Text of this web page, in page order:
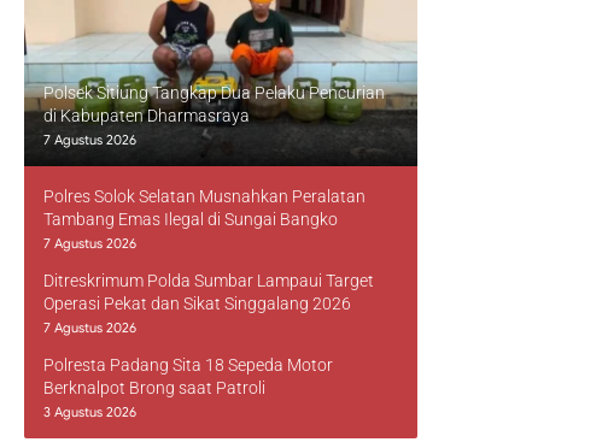
Polsek Sitiung Tangkap Dua Pelaku Pencurian
di Kabupaten Dharmasraya
7 Agustus 2026
Polres Solok Selatan Musnahkan Peralatan
Tambang Emas Ilegal di Sungai Bangko
7 Agustus 2026
Ditreskrimum Polda Sumbar Lampaui Target
Operasi Pekat dan Sikat Singgalang 2026
7 Agustus 2026
Polresta Padang Sita 18 Sepeda Motor
Berknalpot Brong saat Patroli
3 Agustus 2026